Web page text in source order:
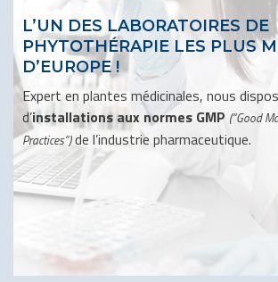
L’UN DES LABORATOIRES DE
PHYTOTHÉRAPIE LES PLUS
D’EUROPE !
Expert en plantes médicinales, nous
d’installations aux normes GMP (“Good
Practices”)de l’industrie pharmaceutique.